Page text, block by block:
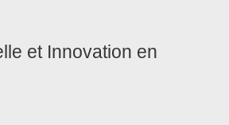
et Innovation en